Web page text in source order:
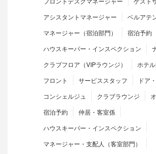
アシスタントマネージャー
ベルアテ
マネージャー（宿泊部門）
宿泊予約
ハウスキーパー・インスペクション
クラブフロア（VIPラウンジ）
ホテ
フロント
サービススタッフ
ドア
コンシェルジュ
クラブラウンジ
宿泊予約
仲居・客室係
ハウスキーパー・インスペクション
マネージャー・支配人（客室部門）